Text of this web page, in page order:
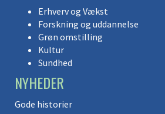
Erhverv og Vækst
Forskning og uddannelse
Grøn omstilling
Kultur
Sundhed
NYHEDER
Gode historier